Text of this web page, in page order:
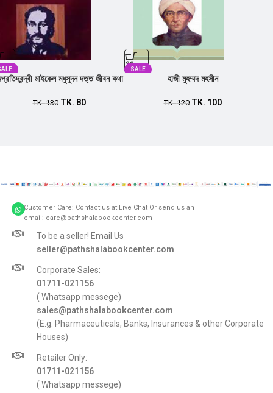
মাইকেল মধুসূদন দত্ত জীবন কথা
TK.130 TK. 80
SALE
হাজী মুহম্মদ মহসীন
TK.120 TK. 100
Customer Care: Contact us at Live Chat Or send us an
email: care@pathshalabookcenter.com
To be a seller! Email Us
seller@pathshalabookcenter.com
Corporate Sales:
01711-021156
( Whatsapp messege)
sales@pathshalabookcenter.com
(E.g. Pharmaceuticals, Banks, Insurances & other Corporate
Houses)
Retailer Only:
01711-021156
( Whatsapp messege)